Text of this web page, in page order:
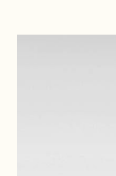
sorties d'un
demande bien ce
quelque chose